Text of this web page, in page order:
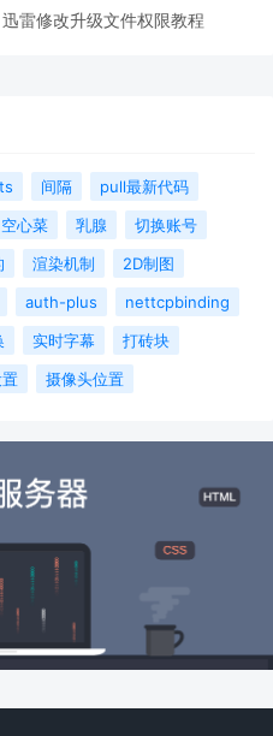
雷修改升级文件权限教程
间隔
pull最新代码
空心菜 乳腺
切换账号
渲染机制
2D制图
auth-plus
nettcpbinding
实时字幕
打砖块
摄像头位置